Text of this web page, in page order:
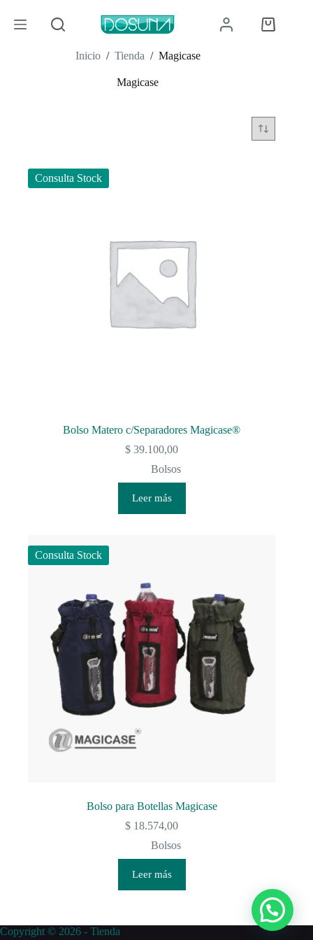
contenido
Carro
de
Inicio / Tienda / Magicase
Magicase
Consulta Stock
Bolso Matero c/Separadores Magicase®
$ 39.100,00
Bolsos
Leer más
Consulta Stock
Bolso para Botellas Magicase
$ 18.574,00
Bolsos
Leer más
Copyright © 2026 - Tienda